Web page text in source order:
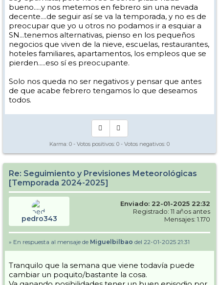
Espero que este post ayude a los que no somos muy fieras en esto de
la metereologia, y sobre todo a tener un poco más de independencia
que al pobre Pedro lo tenemos explotao
bueno.....y nos metemos en febrero sin una nevada
decente....de seguir así se va la temporada, y no es de
preocupar que yo u otros no podamos ir a esquiar a
SN...tenemos alternativas, pienso en los pequeños
negocios que viven de la nieve, escuelas, restaurantes,
hoteles familiares, apartamentos, los empleos que se
pierden.....eso sí es preocupante.
Solo nos queda no ser negativos y pensar que antes
de que acabe febrero tengamos lo que deseamos
todos.
Karma: 0 - Votos positivos: 0 - Votos negativos: 0
Re: Seguimiento y Previsiones Meteorológicas
[Temporada 2024-2025]
pedro343
Enviado: 22-01-2025 22:32
Registrado: 11 años antes
Mensajes: 1.170
» En respuesta al mensaje de Miguelbilbao del 22-01-2025 21:31
Tranquilo que la semana que viene todavía puede
cambiar un poquito/bastante la cosa.